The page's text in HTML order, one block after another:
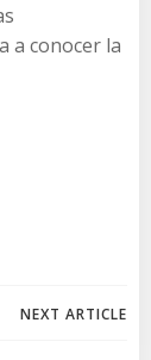
a conocer la
NEXT ARTICLE